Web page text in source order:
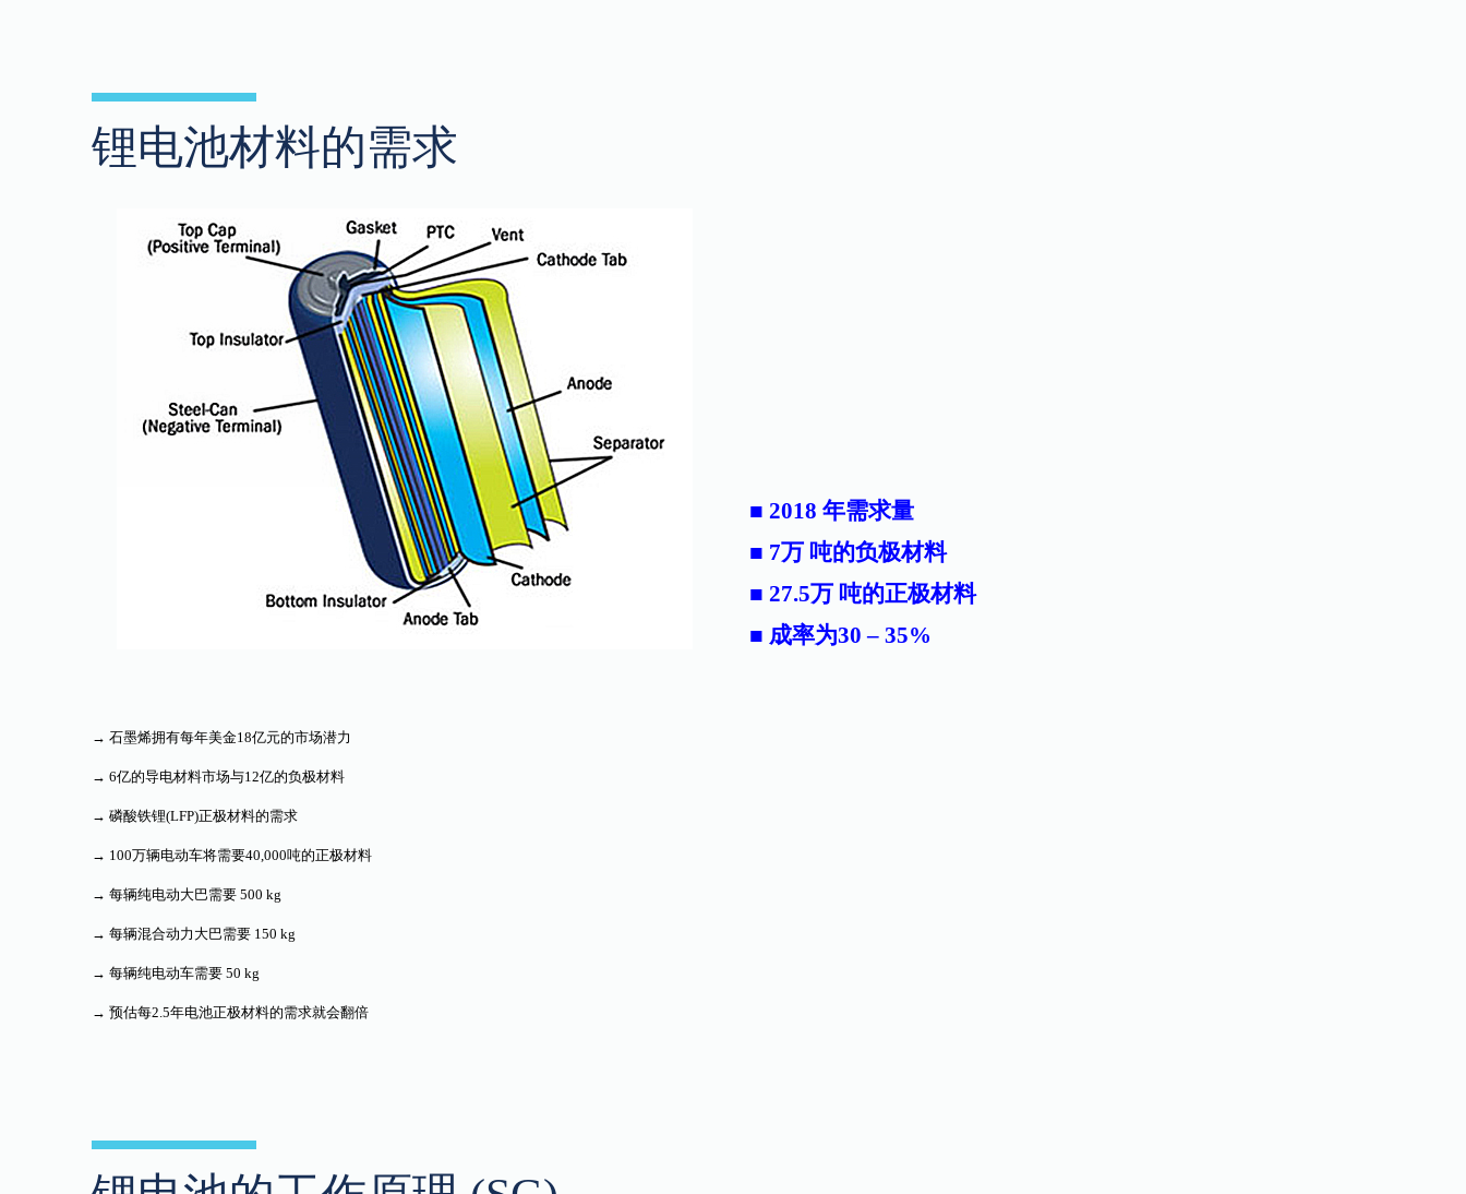
锂电池材料的需求
■ 2018 年需求量
■ 7万 吨的负极材料
■ 27.5万 吨的正极材料
■ 成率为30 – 35%
→ 石墨烯拥有每年美金18亿元的市场潜力
→ 6亿的导电材料市场与12亿的负极材料
→ 磷酸铁锂(LFP)正极材料的需求
→ 100万辆电动车将需要40,000吨的正极材料
→ 每辆纯电动大巴需要 500 kg
→ 每辆混合动力大巴需要 150 kg
→ 每辆纯电动车需要 50 kg
→ 预估每2.5年电池正极材料的需求就会翻倍